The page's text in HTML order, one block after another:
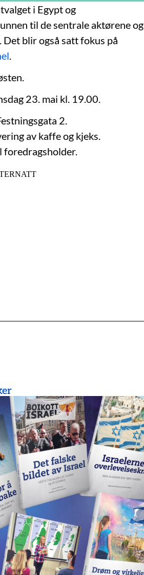
i Egypt og
til de sentrale aktørene og
blir også satt fokus på
.
23. mai kl. 19.00.
2.
av kaffe og kjeks.
foredragsholder.